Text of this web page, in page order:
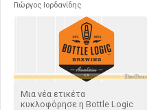
Γιώργος Ιορδανίδης
Μια νέα ετικέτα
κυκλοφόρησε η Bottle Logic